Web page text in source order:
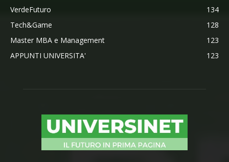
VerdeFuturo
134
Tech&Game
128
Master MBA e Management
123
APPUNTI UNIVERSITA'
123